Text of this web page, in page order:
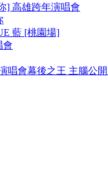
] 高雄跨年演唱會
藍 [桃園場]
會
唱會幕後之王 主腦公